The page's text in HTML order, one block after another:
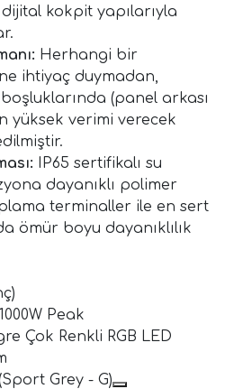
kokpit yapılarıyla
Herhangi bir
ihtiyaç duymadan,
(panel arkası
yüksek verimi verecek
IP65 sertifikalı su
dayanıklı polimer
terminaller ile en sert
ömür boyu dayanıklılık
Peak
Çok Renkli RGB LED
Grey - G)